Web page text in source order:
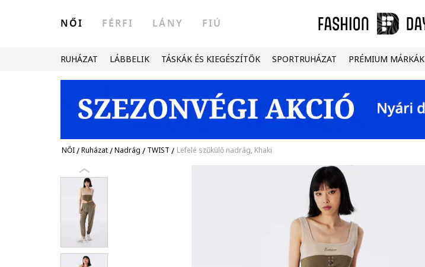
NŐI FÉRFI LÁNY FIÚ
RUHÁZAT LÁBBELIK TÁSKÁK ÉS KIEGÉSZÍTŐK SPORTRUHÁZAT PRÉMIUM MÁRKÁK
NŐI/Ruházat/Nadrág / TWIST / Lefelé szűkülő nadrág, Khaki